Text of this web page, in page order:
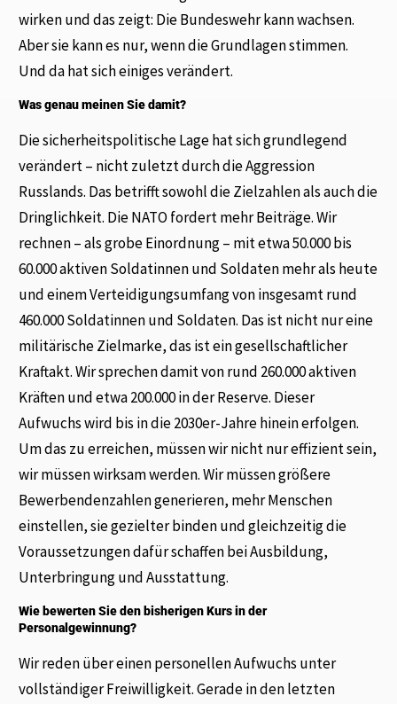
wirken und das zeigt: Die Bundeswehr kann wachsen.
Aber sie kann es nur, wenn die Grundlagen stimmen.
Und da hat sich einiges verändert.
Was genau meinen Sie damit?
Die sicherheitspolitische Lage hat sich grundlegend
verändert – nicht zuletzt durch die Aggression
Russlands. Das betrifft sowohl die Zielzahlen als auch die
Dringlichkeit. Die NATO fordert mehr Beiträge. Wir
rechnen – als grobe Einordnung – mit etwa 50.000 bis
60.000 aktiven Soldatinnen und Soldaten mehr als heute
und einem Verteidigungsumfang von insgesamt rund
460.000 Soldatinnen und Soldaten. Das ist nicht nur eine
militärische Zielmarke, das ist ein gesellschaftlicher
Kraftakt. Wir sprechen damit von rund 260.000 aktiven
Kräften und etwa 200.000 in der Reserve. Dieser
Aufwuchs wird bis in die 2030er-Jahre hinein erfolgen.
Um das zu erreichen, müssen wir nicht nur effizient sein,
wir müssen wirksam werden. Wir müssen größere
Bewerbendenzahlen generieren, mehr Menschen
einstellen, sie gezielter binden und gleichzeitig die
Voraussetzungen dafür schaffen bei Ausbildung,
Unterbringung und Ausstattung.
Wie bewerten Sie den bisherigen Kurs in der
Personalgewinnung?
Wir reden über einen personellen Aufwuchs unter
vollständiger Freiwilligkeit. Gerade in den letzten